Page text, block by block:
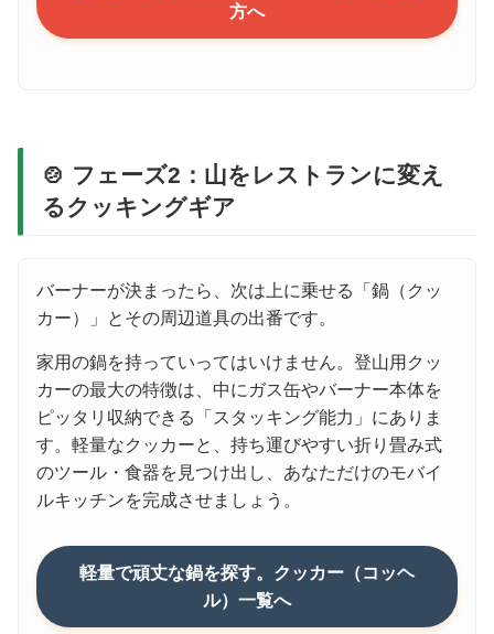
方へ
🍲 フェーズ2：山をレストランに変え
るクッキングギア
バーナーが決まったら、次は上に乗せる「鍋（クッ
カー）」とその周辺道具の出番です。
家用の鍋を持っていってはいけません。登山用クッ
カーの最大の特徴は、中にガス缶やバーナー本体を
ピッタリ収納できる「スタッキング能力」にありま
す。軽量なクッカーと、持ち運びやすい折り畳み式
のツール・食器を見つけ出し、あなただけのモバイ
ルキッチンを完成させましょう。
軽量で頑丈な鍋を探す。クッカー（コッヘ
ル）一覧へ